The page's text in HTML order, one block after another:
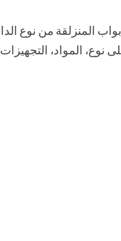
المنزلقة من نوع